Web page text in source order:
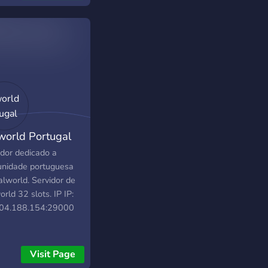
Portugal
dedicado a
portuguesa
Servidor de
32 slots. IP IP:
Visit Page